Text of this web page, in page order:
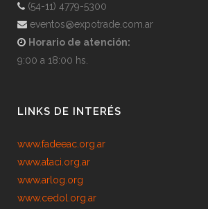
(54-11) 4779-5300
eventos@expotrade.com.ar
Horario de atención:
9:00 a 18:00 hs.
LINKS DE INTERÉS
www.fadeeac.org.ar
www.ataci.org.ar
www.arlog.org
www.cedol.org.ar